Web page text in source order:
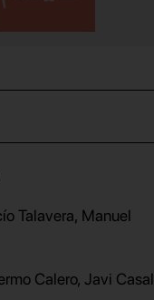
Talavera, Manuel
Calero, Javi Casal